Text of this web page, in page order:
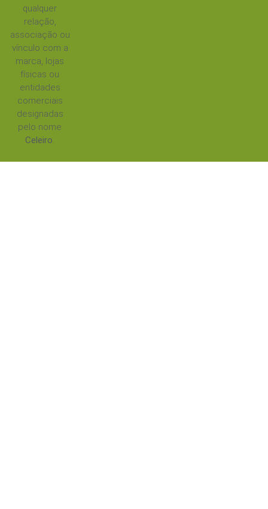
qualquer
relação,
associação ou
vínculo com a
marca, lojas
físicas ou
entidades
comerciais
designadas
pelo nome
Celeiro.